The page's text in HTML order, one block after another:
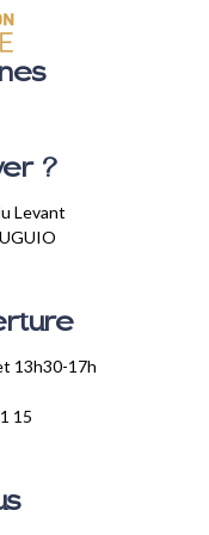
?
Levant
13h30-17h
15